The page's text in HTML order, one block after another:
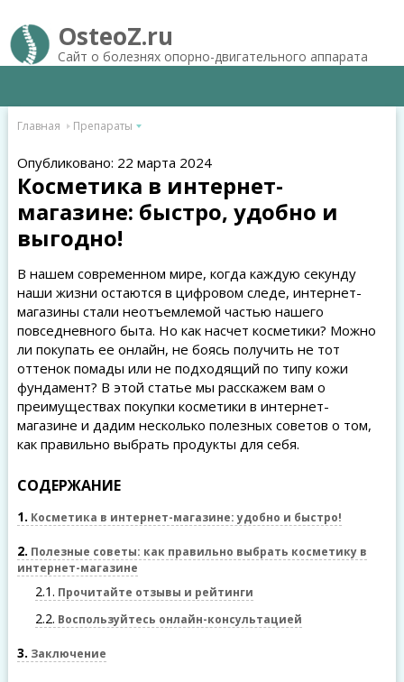
OsteoZ.ru
Сайт о болезнях опорно-двигательного аппарата
Главная Препараты
Опубликовано: 22 марта 2024
Косметика в интернет-
магазине: быстро, удобно и
выгодно!
В нашем современном мире, когда каждую секунду
наши жизни остаются в цифровом следе, интернет-
магазины стали неотъемлемой частью нашего
повседневного быта. Но как насчет косметики? Можно
ли покупать ее онлайн, не боясь получить не тот
оттенок помады или не подходящий по типу кожи
фундамент? В этой статье мы расскажем вам о
преимуществах покупки косметики в интернет-
магазине и дадим несколько полезных советов о том,
как правильно выбрать продукты для себя.
СОДЕРЖАНИЕ
1 Косметика в интернет-магазине: удобно и быстро!
2 Полезные советы: как правильно выбрать косметику в
интернет-магазине
2.1 Прочитайте отзывы и рейтинги
2.2 Воспользуйтесь онлайн-консультацией
3 Заключение